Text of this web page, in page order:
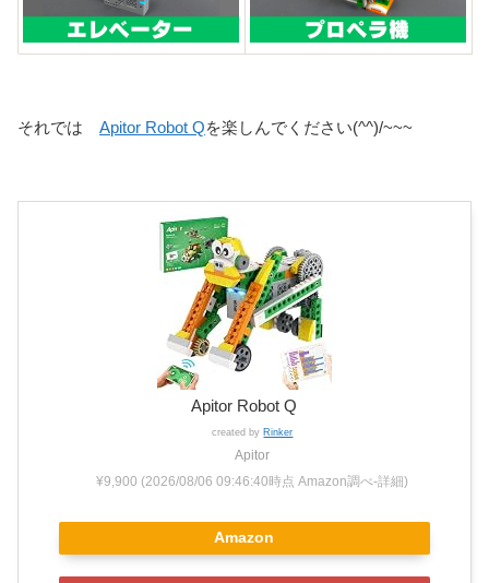
それでは Apitor Robot Qを楽しんでください(^^)/~~~
Apitor Robot Q
created by Rinker
Apitor
¥9,900 (2026/08/06 09:46:40時点 Amazon調べ-詳細)
Amazon